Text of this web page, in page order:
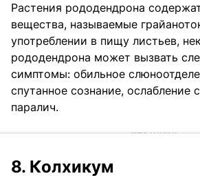
Растения рододендрона
вещества, называемые
употреблении в пищу листьев,
рододендрона может вызвать
симптомы: обильное
спутанное сознание, ослабление
паралич.
8. Колхикум